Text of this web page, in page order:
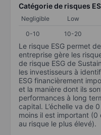
Catégorie de risques
Negligible Low
0-10
10-20
Le risque ESG permet
entreprise gère les
de risque ESG de
les investisseurs à
ESG financièrement
et la manière dont ils
performances à long
capital. L’échelle va de
moins il est important
au risque le plus élevé).